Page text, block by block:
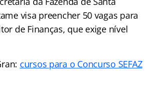
visa preencher 50 vagas para
de Finanças, que exige nível
cursos para o Concurso SEFAZ